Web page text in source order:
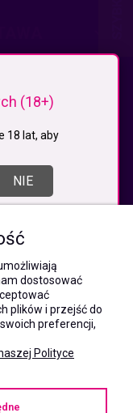
13,
rabatowe na zakupy
(18+)
18 lat, aby
NIE
dostosować
plików i przejść do
preferencji,
Polityce